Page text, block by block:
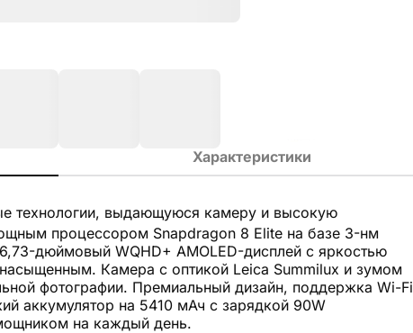
Характеристики
технологии, выдающуюся камеру и высокую
процессором Snapdragon 8 Elite на базе 3-нм
дюймовый WQHD+ AMOLED-дисплей с яркостью
Камера с оптикой Leica Summilux и зумом
фотографии. Премиальный дизайн, поддержка Wi-Fi
аккумулятор на 5410 мАч с зарядкой 90W
на каждый день.